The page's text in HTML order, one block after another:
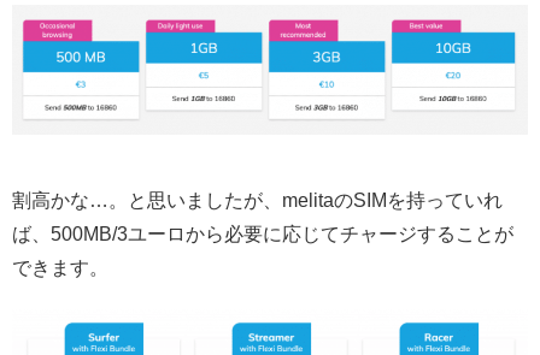
割高かな…。と思いましたが、melitaのSIMを持っていれ
ば、500MB/3ユーロから必要に応じてチャージすることが
できます。